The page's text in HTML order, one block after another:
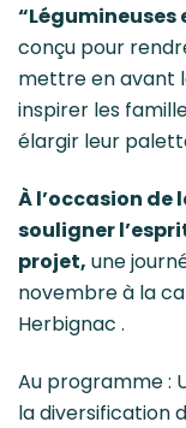
“Légumineuses
conçu pour
mettre en avant
inspirer les
élargir leur
À l’occasion de
souligner
projet, une
novembre à la
Herbignac .
Au programme :
la diversification